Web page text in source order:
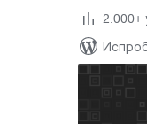
2.000+